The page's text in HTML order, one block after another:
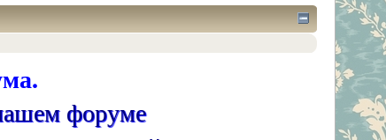
форуме